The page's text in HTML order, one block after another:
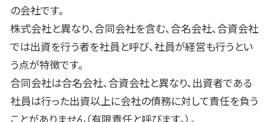
の会社です。
株式会社と異なり、合同会社を含む、合名会社、合資会社
では出資を行う者を社員と呼び、社員が経営も行うとい
う点が特徴です。
合同会社は合名会社、合資会社と異なり、出資者である
社員は行った出資以上に会社の債務に対して責任を負う
ことがありません（有限責任と呼びます。）。